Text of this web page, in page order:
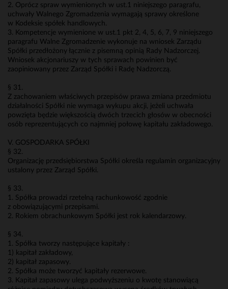
2. Oprócz spraw wymienionych w ust.1 niniejszego paragrafu,
uchwały Walnego Zgromadzenia wymagają sprawy określone
w Kodeksie spółek handlowych.
3. Kompetencje wymienione w ust.1 pkt 2, 4, 5, 6, 7, 9 niniejszego
paragrafu Walne Zgromadzenie wykonuje na wniosek Zarządu
Spółki przedłożony łącznie z pisemną opinią Rady Nadzorczej.
Wniosek akcjonariuszy w tych sprawach powinien być
zaopiniowany przez Zarząd Spółki i Radę Nadzorczą.
§ 31.
Z zachowaniem właściwych przepisów prawa zmiana przedmiotu
działalności Spółki nie wymaga wykupu akcji, jeżeli uchwała
powzięta będzie większością dwóch trzecich głosów w obecności
osób reprezentujących co najmniej połowę kapitału zakładowego.
V. GOSPODARKA SPÓŁKI
§ 32.
Organizację przedsiębiorstwa Spółki określa regulamin organizacyjny
ustalony przez Zarząd Spółki.
§ 33.
1. Spółka prowadzi rzetelną rachunkowość zgodnie
z obowiązującymi przepisami.
2. Rokiem obrachunkowym Spółki jest rok kalendarzowy.
§ 34.
1. Spółka tworzy następujące kapitały :
1) kapitał zakładowy,
2) kapitał zapasowy.
2. Spółka może tworzyć kapitały rezerwowe.
3. Kapitał zapasowy ulega podwyższeniu o kwotę stanowiącą